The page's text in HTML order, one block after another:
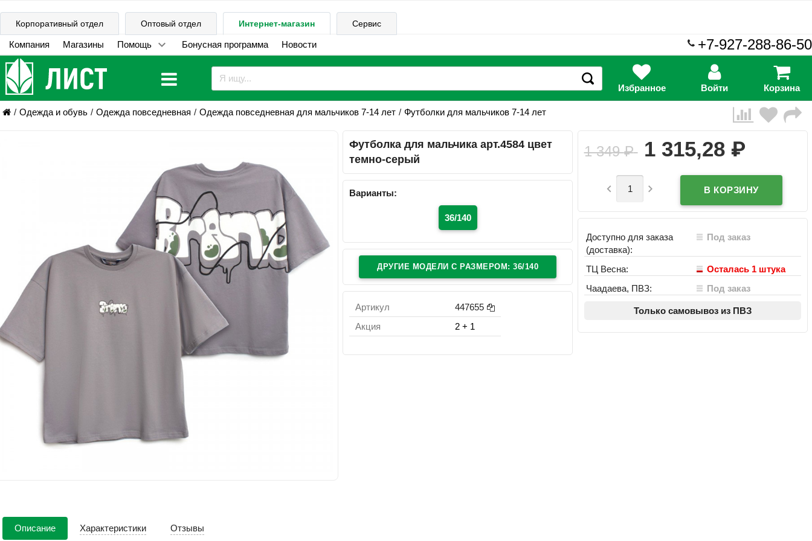
Корпоративный отдел Оптовый отдел Интернет-магазин Сервис
Компания Магазины Помощь Бонусная программа Новости +7-927-288-86-50
Избранное Войти Корзина
Одежда и обувь Одежда повседневная Одежда повседневная для мальчиков 7-14 лет Футболки для мальчиков 7-14 лет
Футболка для мальчика арт.4584 цвет
темно-серый
Варианты:
36/140
ДРУГИЕ МОДЕЛИ C РАЗМЕРОМ: 36/140
Артикул
447655
Акция
2 + 1
1 349₽ 1 315,28 ₽
 
Доступно для заказа
(доставка):
Под заказ
ТЦ Весна:
Осталась 1 штука
Чаадаева, ПВЗ:
Под заказ
Только самовывоз из ПВЗ
Описание Характеристики Отзывы